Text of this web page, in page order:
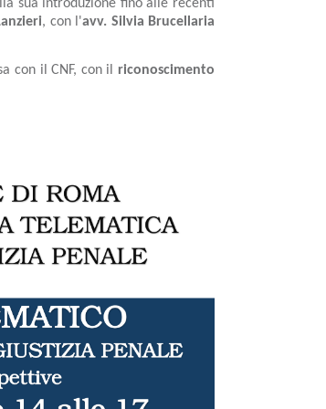
sua introduzione fino alle recenti
, con l'avv. Silvia Brucellaria
con il CNF, con il riconoscimento